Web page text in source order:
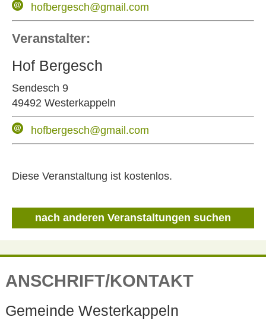
nach anderen Veranstaltungen suchen
hofbergesch@gmail.com
Veranstalter:
Hof Bergesch
Sendesch 9
49492 Westerkappeln
hofbergesch@gmail.com
Diese Veranstaltung ist kostenlos.
ANSCHRIFT/KONTAKT
Gemeinde Westerkappeln